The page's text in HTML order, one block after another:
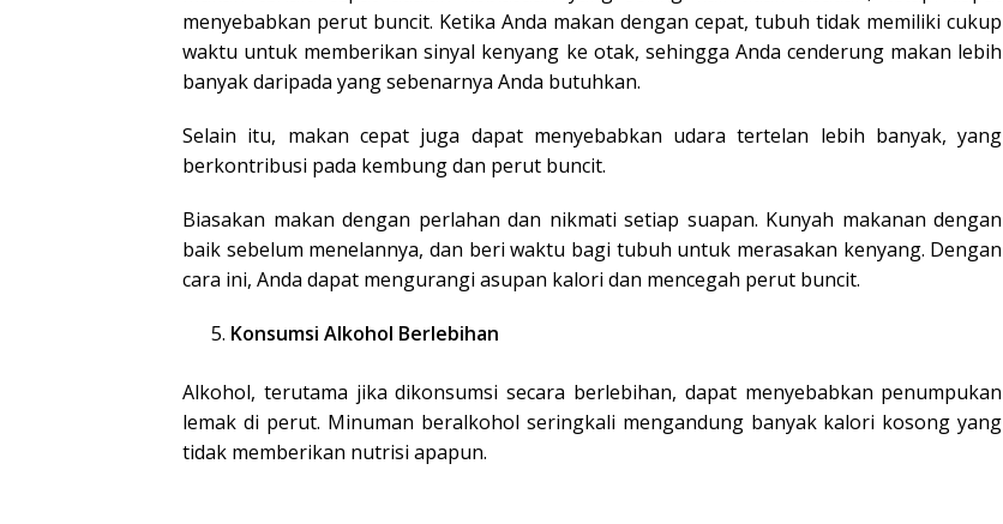
menyebabkan perut buncit. Ketika Anda makan dengan cepat, tubuh tidak memiliki cukup
waktu untuk memberikan sinyal kenyang ke otak, sehingga Anda cenderung makan lebih
banyak daripada yang sebenarnya Anda butuhkan.
Selain itu, makan cepat juga dapat menyebabkan udara tertelan lebih banyak, yang
berkontribusi pada kembung dan perut buncit.
Biasakan makan dengan perlahan dan nikmati setiap suapan. Kunyah makanan dengan
baik sebelum menelannya, dan beri waktu bagi tubuh untuk merasakan kenyang. Dengan
cara ini, Anda dapat mengurangi asupan kalori dan mencegah perut buncit.
Konsumsi Alkohol Berlebihan
Alkohol, terutama jika dikonsumsi secara berlebihan, dapat menyebabkan penumpukan
lemak di perut. Minuman beralkohol seringkali mengandung banyak kalori kosong yang
tidak memberikan nutrisi apapun.